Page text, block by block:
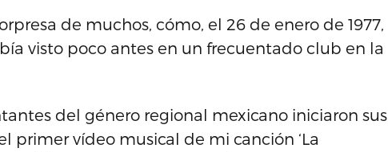
de muchos, cómo, el 26 de enero de 1977,
visto poco antes en un frecuentado club en la
del género regional mexicano iniciaron sus
primer vídeo musical de mi canción ‘La